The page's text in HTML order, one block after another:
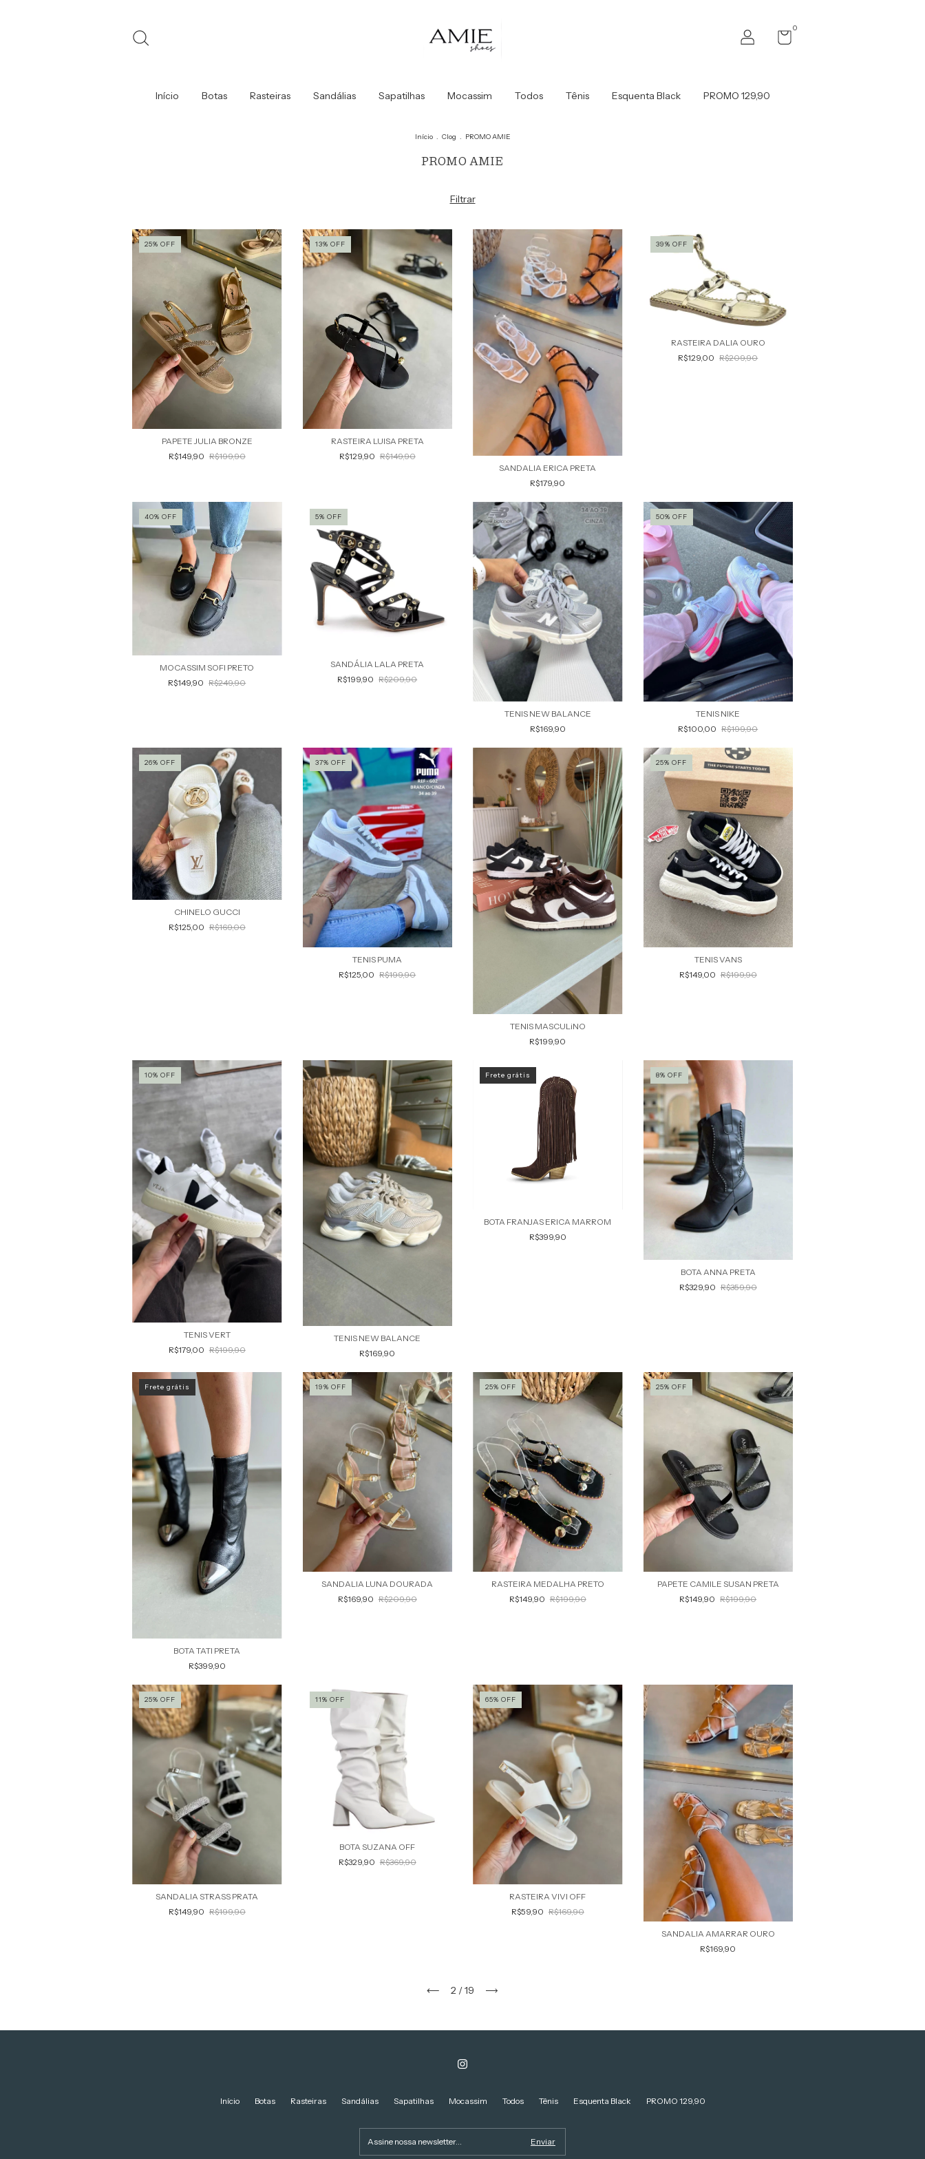
0
Início Botas Rasteiras Sandálias Sapatilhas Mocassim Todos Tênis Esquenta Black PROMO 129,90
Início . Clog . PROMO AMIE
PROMO AMIE
Filtrar
25% OFF
PAPETE JULIA BRONZE
R$149,90 R$199,90
13% OFF
RASTEIRA LUISA PRETA
R$129,90 R$149,90
SANDALIA ERICA PRETA
R$179,90
39% OFF
RASTEIRA DALIA OURO
R$129,00 R$209,90
40% OFF
MOCASSIM SOFI PRETO
R$149,90 R$249,90
5% OFF
SANDÁLIA LALA PRETA
R$199,90 R$209,90
TENIS NEW BALANCE
R$169,90
50% OFF
TENIS NIKE
R$100,00 R$199,90
26% OFF
CHINELO GUCCI
R$125,00 R$169,00
37% OFF
TENIS PUMA
R$125,00 R$199,90
TENIS MASCULiNO
R$199,90
25% OFF
TENIS VANS
R$149,00 R$199,90
10% OFF
TENIS VERT
R$179,00 R$199,90
TENIS NEW BALANCE
R$169,90
Frete grátis
BOTA FRANJAS ERICA MARROM
R$399,90
8% OFF
BOTA ANNA PRETA
R$329,90 R$359,90
Frete grátis
BOTA TATI PRETA
R$399,90
19% OFF
SANDALIA LUNA DOURADA
R$169,90 R$209,90
25% OFF
RASTEIRA MEDALHA PRETO
R$149,90 R$199,90
25% OFF
PAPETE CAMILE SUSAN PRETA
R$149,90 R$199,90
25% OFF
SANDALIA STRASS PRATA
R$149,90 R$199,90
11% OFF
BOTA SUZANA OFF
R$329,90 R$369,90
65% OFF
RASTEIRA VIVI OFF
R$59,90 R$169,90
SANDALIA AMARRAR OURO
R$169,90
2 /19
Início Botas Rasteiras Sandálias Sapatilhas Mocassim Todos Tênis Esquenta Black PROMO 129,90